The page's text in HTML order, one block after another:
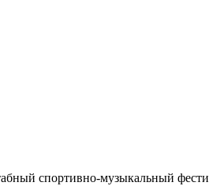
спортивно-музыкальный